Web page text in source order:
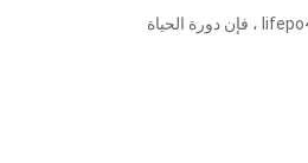
نحن ننتج حاليًا 18650/26650/21700/30700/4680 خلية أيون الليثيوم وخلية فوسفات الحديد الليثيوم ، وبطاريات الليثيوم أيون لها عمر افتراضي يبلغ حوالي 800 دورة ، ولخلية lifepo4 ، فإن دورة الحياة